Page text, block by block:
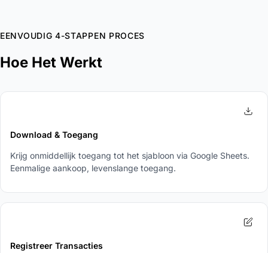
EENVOUDIG 4-STAPPEN PROCES
Hoe Het Werkt
Download & Toegang
Krijg onmiddellijk toegang tot het sjabloon via Google Sheets.
Eenmalige aankoop, levenslange toegang.
Registreer Transacties